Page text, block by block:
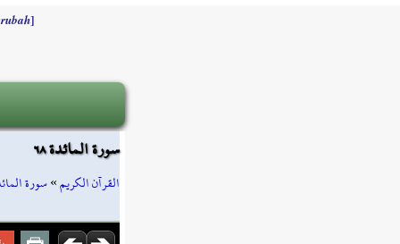
]
سورة المائدة ٦٨
القرآن الكريم»سورة